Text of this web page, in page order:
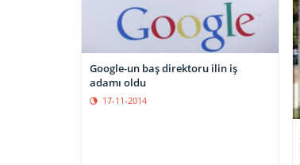
Google-un baş direktoru ilin iş
adamı oldu
17-11-2014